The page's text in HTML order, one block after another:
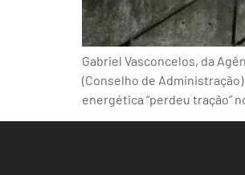
Gabriel Vasconcelos, da
(Conselho de
energética “perdeu tração”